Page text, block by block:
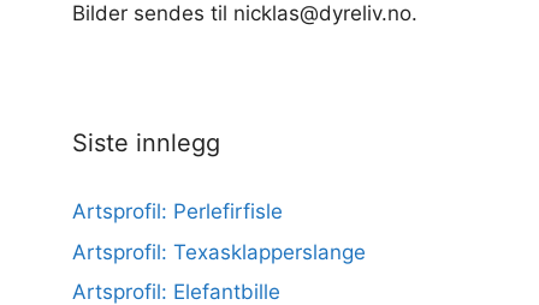
Bilder sendes til nicklas@dyreliv.no.
Siste innlegg
Artsprofil: Perlefirfisle
Artsprofil: Texasklapperslange
Artsprofil: Elefantbille